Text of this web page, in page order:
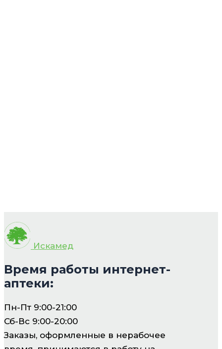
Искамед
Время работы интернет-
аптеки:
Пн-Пт 9:00-21:00
Сб-Вс 9:00-20:00
Заказы, оформленные в нерабочее